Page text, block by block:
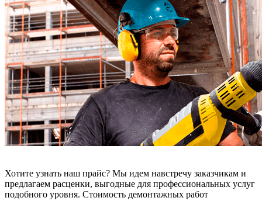
Хотите узнать наш прайс? Мы идем навстречу заказчикам и
предлагаем расценки, выгодные для профессиональных услуг
подобного уровня. Стоимость демонтажных работ